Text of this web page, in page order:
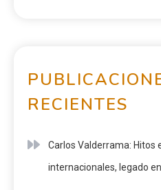
RECIENTES
Carlos Valderrama: Hitos
internacionales, legado